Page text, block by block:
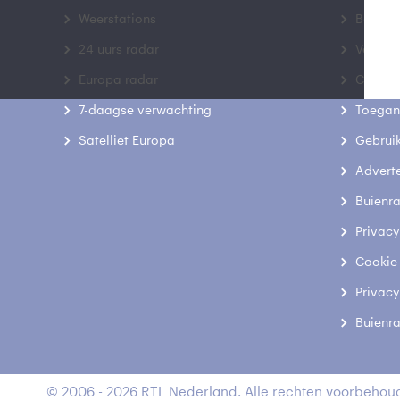
Weerstations
24 uurs radar
Europa radar
7-daagse verwachting
Satelliet Europa
Contact
© 2006 - 2026 RTL Nederland. Alle rechten